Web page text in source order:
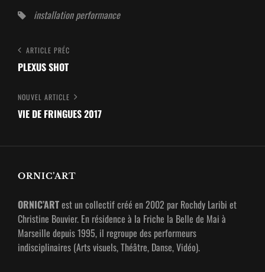
Tags, installation performance
Navigation
de
Article
Précédent
ARTICLE PRÉC
PLEXUS SHOT
Nouvel
article
NOUVEL ARTICLE
VIE DE FRINGUES 2017
ORNIC’ART
ORNIC’ARTest un collectif créé en 2002 par Rochdy Laribi et
Christine Bouvier. En résidence à la Friche la Belle de Mai à
Marseille depuis 1995, il regroupe des performeurs
indisciplinaires (Arts visuels, Théâtre, Danse, Vidéo).